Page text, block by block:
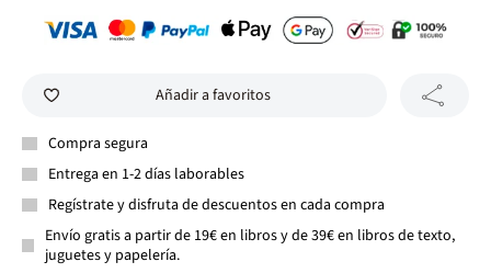
Añadir a favoritos
Compra segura
Entrega en 1-2 días laborables
Regístrate y disfruta de descuentos en cada compra
Envío gratis a partir de 19€ en libros y de 39€ en libros de texto,
juguetes y papelería.